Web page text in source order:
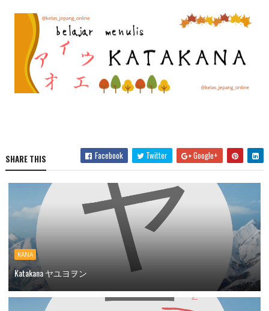
SHARE THIS Facebook Twitter Google+
KANA
Katakana ヤユヨヲン